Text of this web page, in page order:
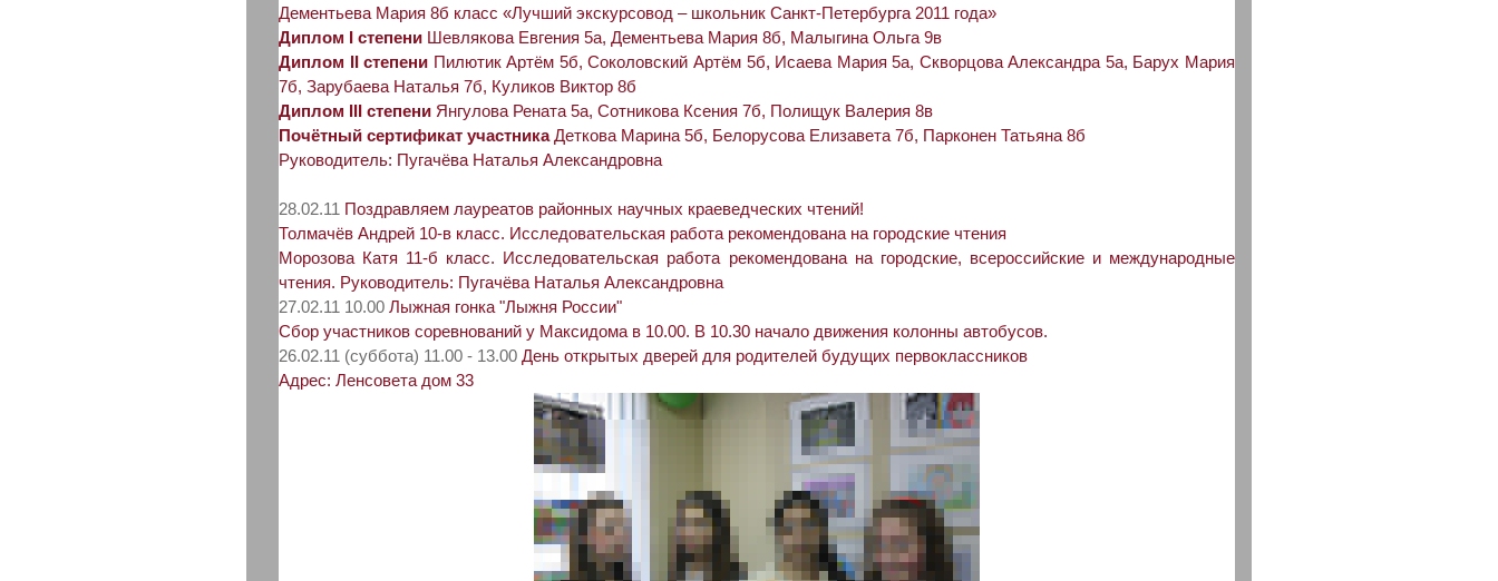
Дементьева Мария 8б класс «Лучший экскурсовод – школьник Санкт-Петербурга 2011 года»
Диплом I степени Шевлякова Евгения 5а, Дементьева Мария 8б, Малыгина Ольга 9в
Диплом II степени Пилютик Артём 5б, Соколовский Артём 5б, Исаева Мария 5а, Скворцова Александра 5а, Барух Мария
7б, Зарубаева Наталья 7б, Куликов Виктор 8б
Диплом III степени Янгулова Рената 5а, Сотникова Ксения 7б, Полищук Валерия 8в
Почётный сертификат участникаДеткова Марина 5б, Белорусова Елизавета 7б, Парконен Татьяна 8б
Руководитель: Пугачёва Наталья Александровна
28.02.11 Поздравляем лауреатов районных научных краеведческих чтений!
Толмачёв Андрей 10-в класс. Исследовательская работа рекомендована на городские чтения
Морозова Катя 11-б класс. Исследовательская работа рекомендована на городские, всероссийские и международные
чтения. Руководитель: Пугачёва Наталья Александровна
27.02.11 10.00 Лыжная гонка "Лыжня России"
Сбор участников соревнований у Максидома в 10.00. В 10.30 начало движения колонны автобусов.
26.02.11 (суббота) 11.00 - 13.00 День открытых дверей для родителей будущих первоклассников
Адрес: Ленсовета дом 33